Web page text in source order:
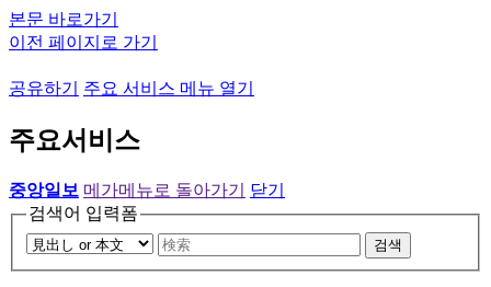
본문 바로가기
이전 페이지로 가기
공유하기 주요 서비스 메뉴 열기
주요서비스
중앙일보 메가메뉴로 돌아가기
닫기
검색어 입력폼
검색